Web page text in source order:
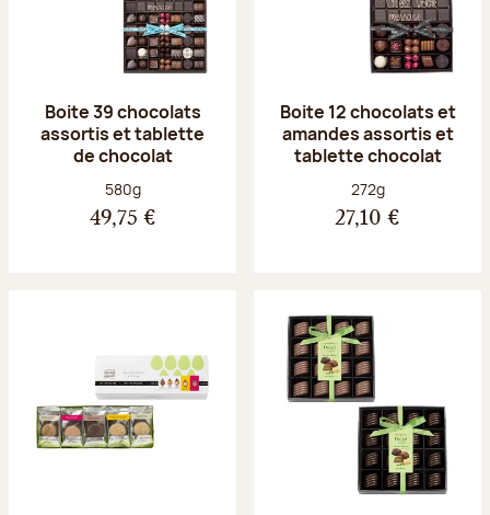
Boite 39 chocolats
assortis et tablette
de chocolat
Poids net :
580g
49,75 €
Boite 12 chocolats et
amandes assortis et
tablette chocolat
Poids net :
272g
27,10 €